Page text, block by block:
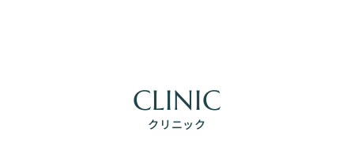
CLINIC
クリニック